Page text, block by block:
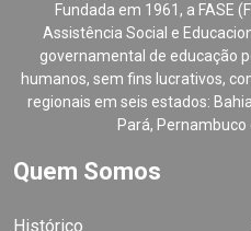
Fundada em 1961, a FASE
Assistência Social e
governamental de educação
humanos, sem fins lucrativos,
regionais em seis estados:
Pará, Pernambuco
Quem Somos
Histórico